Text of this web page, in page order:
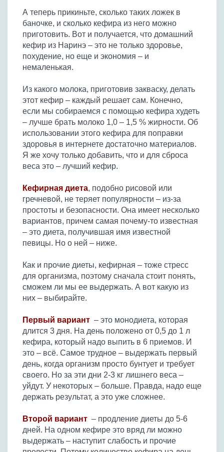
А теперь прикиньте, сколько таких ложек в
баночке, и сколько кефира из него можно
приготовить. Вот и получается, что домашний
кефир из Наринэ – это не только здоровье,
похудение, но еще и экономия – и
немаленькая.
Из какого молока, приготовив закваску, делать
этот кефир – каждый решает сам. Конечно,
если мы собираемся с помощью кефира худеть
– лучше брать молоко 1,0 – 1,5 % жирности. Об
использовании этого кефира для поправки
здоровья в интернете достаточно материалов.
Я же хочу только добавить, что и для сброса
веса это – лучший кефир.
Кефирная диета, подобно рисовой или
гречневой, не теряет популярности – из-за
простоты и безопасности. Она имеет несколько
вариантов, причем самая почему-то известная
– это диета, получившая имя известной
певицы. Но о ней – ниже.
Как и прочие диеты, кефирная – тоже стресс
для организма, поэтому сначала стоит понять,
сможем ли мы ее выдержать. А вот какую из
них – выбирайте.
Первый вариант – это монодиета, которая
длится 3 дня. На день положено от 0,5 до 1 л
кефира, который надо выпить в 6 приемов. И
это – всё. Самое трудное – выдержать первый
день, когда организм просто бунтует и требует
своего. Но за эти дни 2-3 кг лишнего веса –
уйдут. У некоторых – больше. Правда, надо еще
держать результат, а это уже сложнее.
Второй вариант – продление диеты до 5-6
дней. На одном кефире это вряд ли можно
выдержать – наступит слабость и прочие